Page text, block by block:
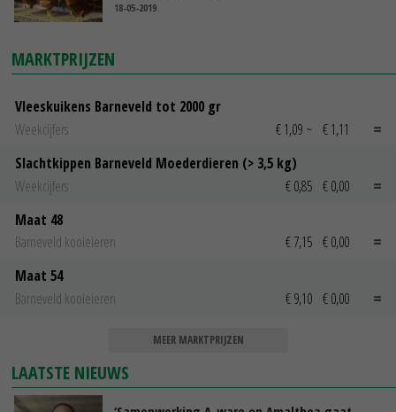
18-05-2019
MARKTPRIJZEN
Vleeskuikens Barneveld tot 2000 gr
Weekcijfers
€ 1,09 ~ € 1,11
Slachtkippen Barneveld Moederdieren (> 3,5 kg)
Weekcijfers
€ 0,85 € 0,00
Maat 48
Barneveld kooieieren
€ 7,15 € 0,00
Maat 54
Barneveld kooieieren
€ 9,10 € 0,00
MEER MARKTPRIJZEN
LAATSTE NIEUWS